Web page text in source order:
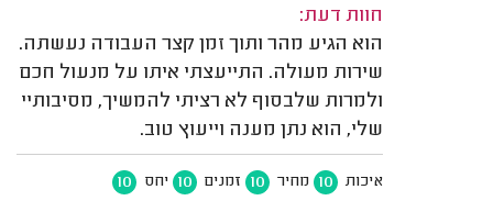
חוות דעת:
הוא הגיע מהר ותוך זמן קצר העבודה נעשתה.
שירות מעולה. התייעצתי איתו על מנעול חכם
ולמרות שלבסוף לא רציתי להמשיך, מסיבותיי
שלי, הוא נתן מענה וייעוץ טוב.
איכות 10 מחיר 10 זמנים 10 יחס 10